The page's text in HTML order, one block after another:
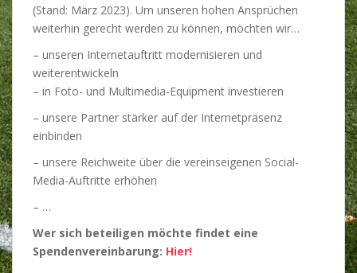
(Stand: März 2023). Um unseren hohen Ansprüchen
weiterhin gerecht werden zu können, möchten wir…
– unseren Internetauftritt modernisieren und
weiterentwickeln
– in Foto- und Multimedia-Equipment investieren
– unsere Partner stärker auf der Internetpräsenz
einbinden
– unsere Reichweite über die vereinseigenen Social-
Media-Auftritte erhöhen
– …
Wer sich beteiligen möchte findet eine
Spendenvereinbarung: Hier!